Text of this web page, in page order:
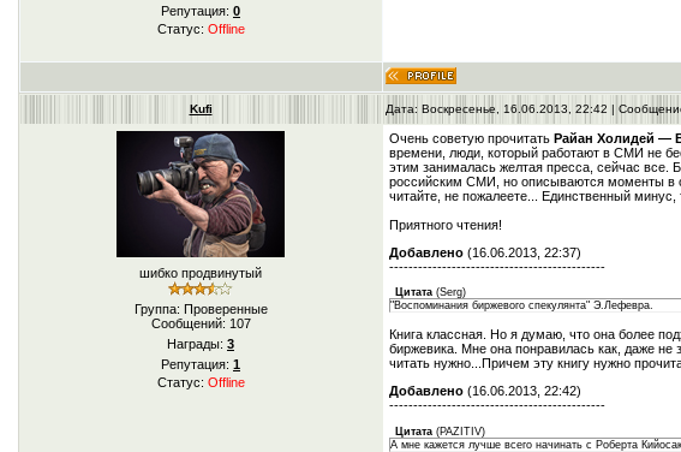
Репутация: 0
Статус: Offline
Kufi Дата: Воскресенье, 16.06.2013, 22:42 |
шибко продвинутый
Группа: Проверенные
Сообщений: 107
Награды: 3
Репутация: 1
Статус: Offline
Очень советую прочитать Райан Холидей —
времени, люди, который работают в СМИ не
этим занималась желтая пресса, сейчас все.
российским СМИ, но описываются моменты в
читайте, не пожалеете... Единственный минус,
Приятного чтения!
Добавлено(16.06.2013, 22:37)
---------------------------------------------
Цитата(Serg)
"Воспоминания биржевого спекулянта" Э.Лефевра.
Книга классная. Но я думаю, что она более
биржевика. Мне она понравилась как, даже не
читать нужно...Причем эту книгу нужно
Добавлено(16.06.2013, 22:42)
---------------------------------------------
Цитата(PAZITIV)
А мне кажется лучше всего начинать с Роберта